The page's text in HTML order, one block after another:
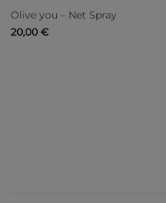
Olive you – Net Spray
20,00 €